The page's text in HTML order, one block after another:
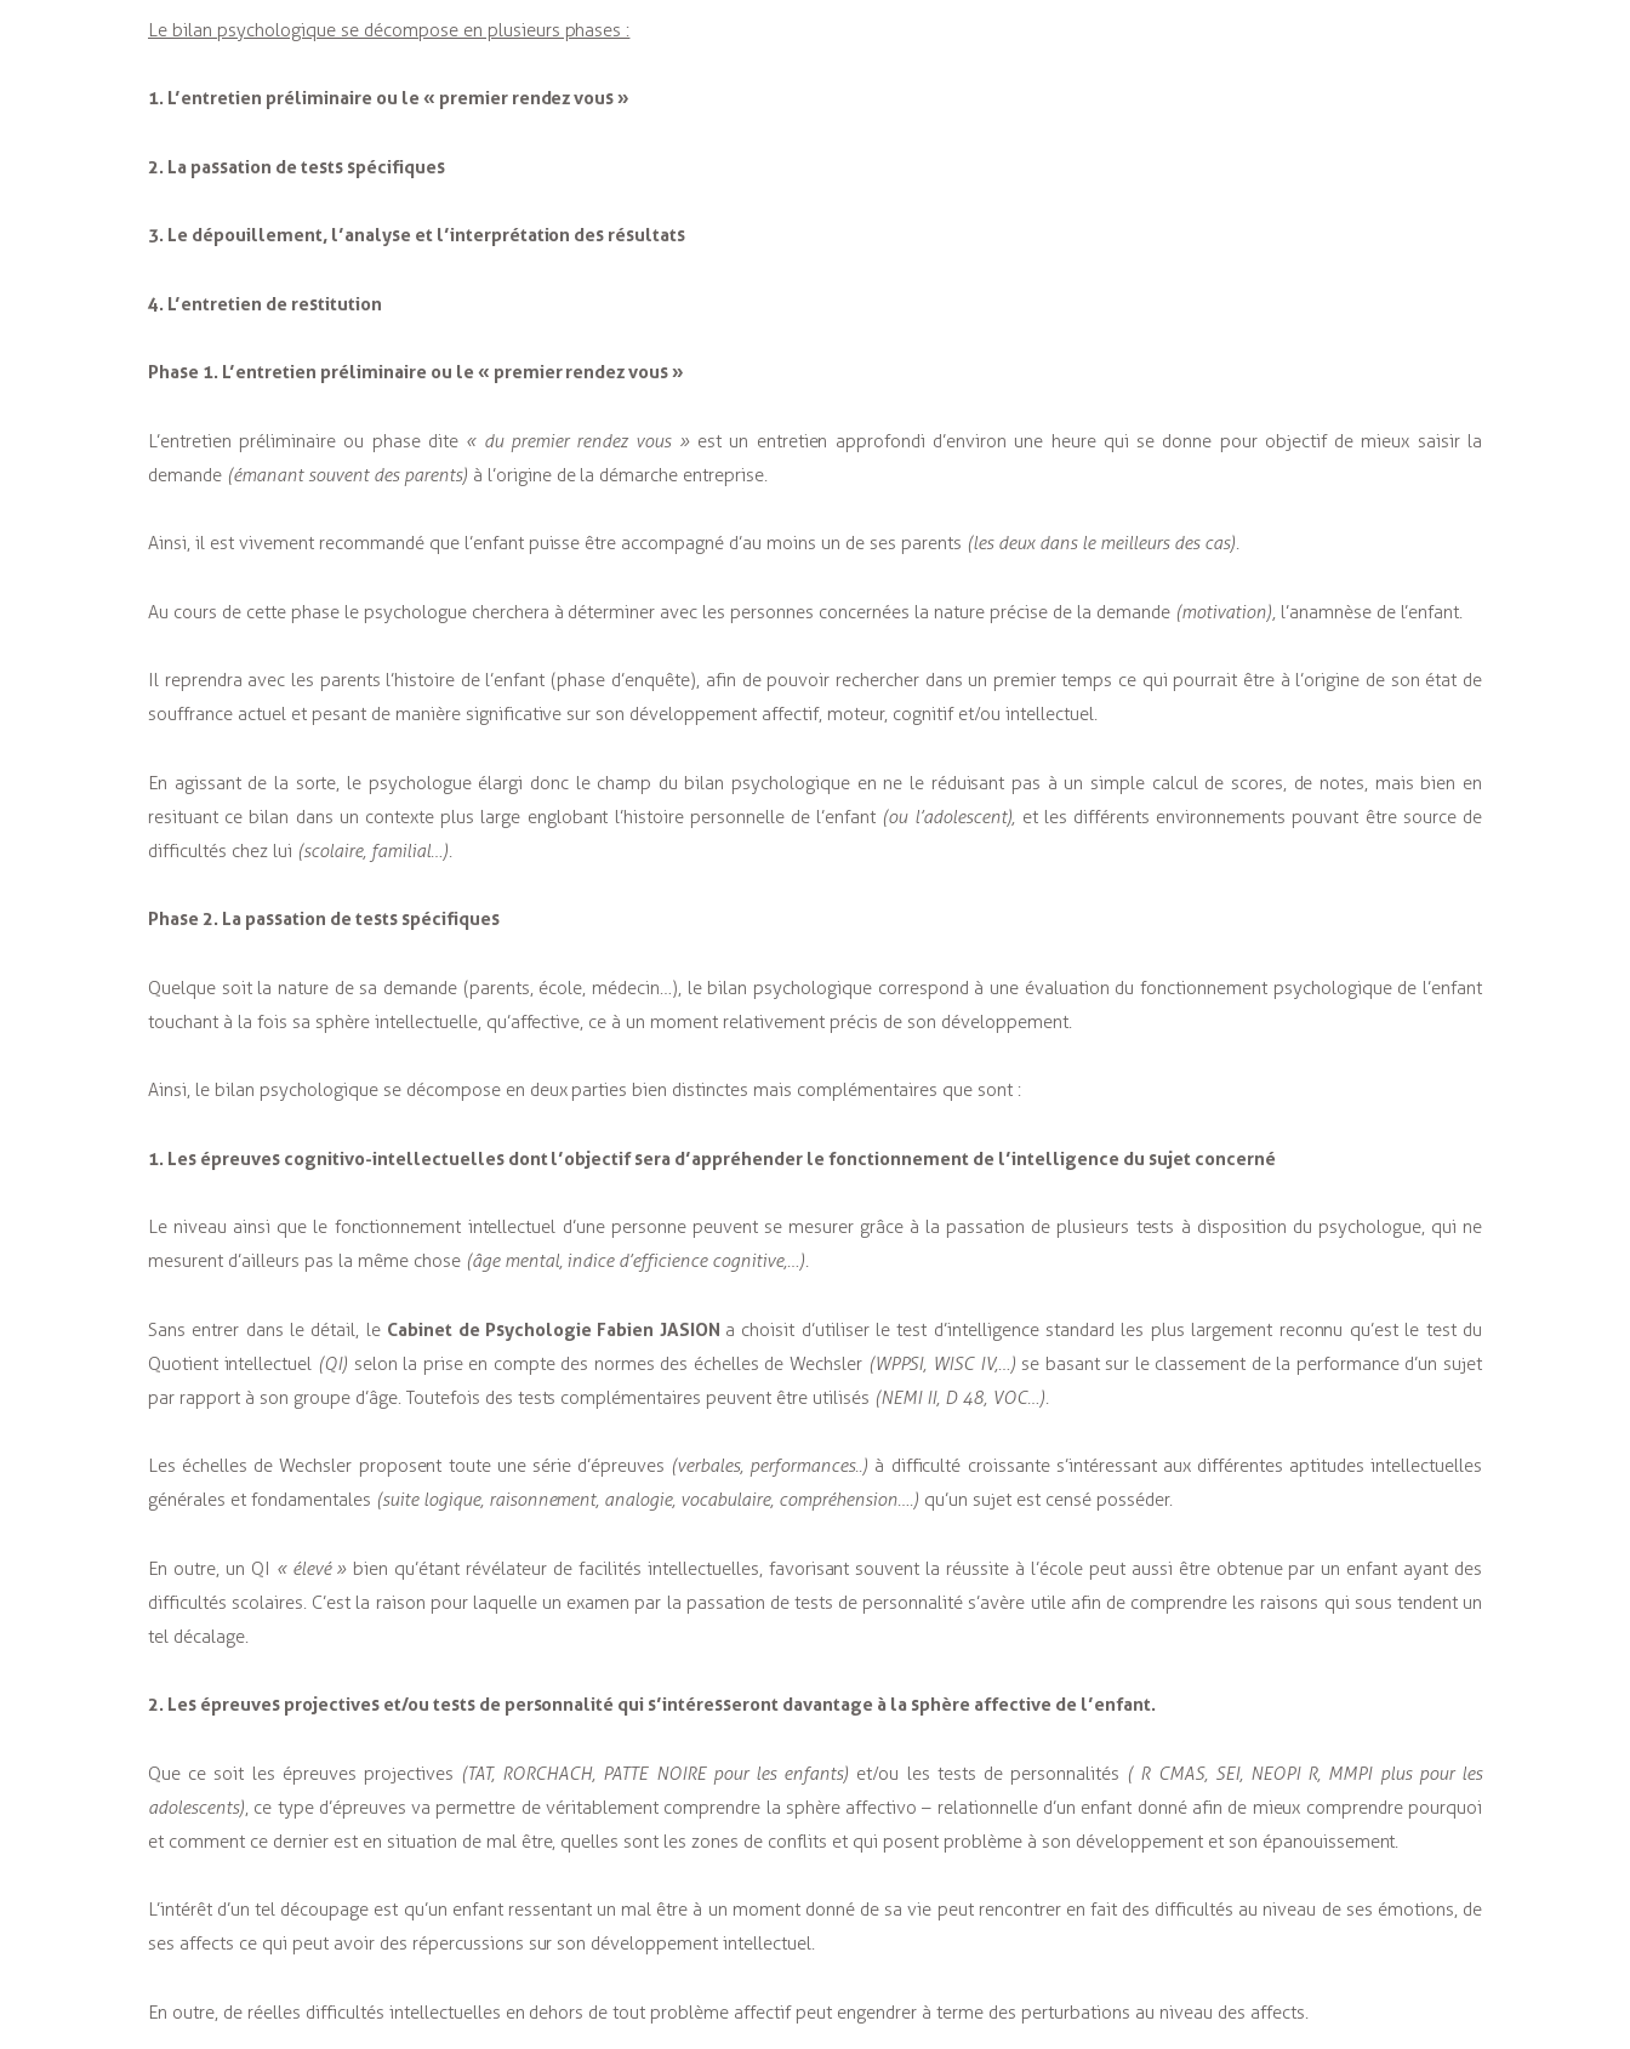
Le bilan psychologique se décompose en plusieurs phases :
1. L’entretien préliminaire ou le « premier rendez vous »
2. La passation de tests spécifiques
3. Le dépouillement, l’analyse et l’interprétation des résultats
4. L’entretien de restitution
Phase 1. L’entretien préliminaire ou le « premier rendez vous »
L’entretien préliminaire ou phase dite « du premier rendez vous » est un entretien approfondi d’environ une heure qui se donne pour objectif de mieux saisir la
demande(émanant souvent des parents) à l’origine de la démarche entreprise.
Ainsi, il est vivement recommandé que l’enfant puisse être accompagné d’au moins un de ses parents (les deux dans le meilleurs des cas).
Au cours de cette phase le psychologue cherchera à déterminer avec les personnes concernées la nature précise de la demande (motivation), l’anamnèse de l’enfant.
Il reprendra avec les parents l’histoire de l’enfant (phase d’enquête), afin de pouvoir rechercher dans un premier temps ce qui pourrait être à l’origine de son état de
souffrance actuel et pesant de manière significative sur son développement affectif, moteur, cognitif et/ou intellectuel.
En agissant de la sorte, le psychologue élargi donc le champ du bilan psychologique en ne le réduisant pas à un simple calcul de scores, de notes, mais bien en
resituant ce bilan dans un contexte plus large englobant l’histoire personnelle de l’enfant (ou l’adolescent), et les différents environnements pouvant être source de
difficultés chez lui (scolaire, familial…).
Phase 2. La passation de tests spécifiques
Quelque soit la nature de sa demande (parents, école, médecin…), le bilan psychologique correspond à une évaluation du fonctionnement psychologique de l’enfant
touchant à la fois sa sphère intellectuelle, qu’affective, ce à un moment relativement précis de son développement.
Ainsi, le bilan psychologique se décompose en deux parties bien distinctes mais complémentaires que sont :
1. Les épreuves cognitivo-intellectuelles dont l’objectif sera d’appréhender le fonctionnement de l’intelligence du sujet concerné
Le niveau ainsi que le fonctionnement intellectuel d’une personne peuvent se mesurer grâce à la passation de plusieurs tests à disposition du psychologue, qui ne
mesurent d’ailleurs pas la même chose (âge mental, indice d’efficience cognitive,…).
Sans entrer dans le détail, le Cabinet de Psychologie Fabien JASION a choisit d’utiliser le test d’intelligence standard les plus largement reconnu qu’est le test du
Quotient intellectuel (QI) selon la prise en compte des normes des échelles de Wechsler (WPPSI, WISC IV,…) se basant sur le classement de la performance d’un sujet
par rapport à son groupe d’âge. Toutefois des tests complémentaires peuvent être utilisés (NEMI II, D 48, VOC…).
Les échelles de Wechsler proposent toute une série d’épreuves (verbales, performances..) à difficulté croissante s’intéressant aux différentes aptitudes intellectuelles
générales et fondamentales (suite logique, raisonnement, analogie, vocabulaire, compréhension….) qu’un sujet est censé posséder.
En outre, un QI « élevé » bien qu’étant révélateur de facilités intellectuelles, favorisant souvent la réussite à l’école peut aussi être obtenue par un enfant ayant des
difficultés scolaires. C’est la raison pour laquelle un examen par la passation de tests de personnalité s’avère utile afin de comprendre les raisons qui sous tendent un
tel décalage.
2. Les épreuves projectives et/ou tests de personnalité qui s’intéresseront davantage à la sphère affective de l’enfant.
Que ce soit les épreuves projectives (TAT, RORCHACH, PATTE NOIRE pour les enfants) et/ou les tests de personnalités ( R CMAS, SEI, NEOPI R, MMPI plus pour les
adolescents), ce type d’épreuves va permettre de véritablement comprendre la sphère affectivo – relationnelle d’un enfant donné afin de mieux comprendre pourquoi
et comment ce dernier est en situation de mal être, quelles sont les zones de conflits et qui posent problème à son développement et son épanouissement.
L’intérêt d’un tel découpage est qu’un enfant ressentant un mal être à un moment donné de sa vie peut rencontrer en fait des difficultés au niveau de ses émotions, de
ses affects ce qui peut avoir des répercussions sur son développement intellectuel.
En outre, de réelles difficultés intellectuelles en dehors de tout problème affectif peut engendrer à terme des perturbations au niveau des affects.